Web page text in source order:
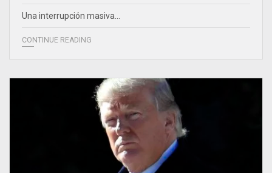
Una interrupción masiva…
CONTINUE READING